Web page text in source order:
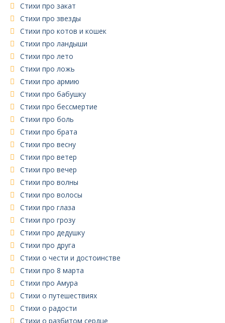
Стихи про закат
Стихи про звезды
Стихи про котов и кошек
Стихи про ландыши
Стихи про лето
Стихи про ложь
Стихи про армию
Стихи про бабушку
Стихи про бессмертие
Стихи про боль
Стихи про брата
Стихи про весну
Стихи про ветер
Стихи про вечер
Стихи про волны
Стихи про волосы
Стихи про глаза
Стихи про грозу
Стихи про дедушку
Стихи про друга
Стихи о чести и достоинстве
Стихи про 8 марта
Стихи про Амура
Стихи о путешествиях
Стихи о радости
Стихи о разбитом сердце